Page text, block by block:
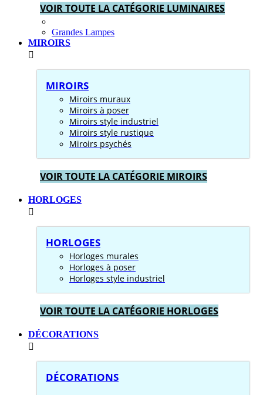
VOIR TOUTE LA CATÉGORIE LUMINAIRES
Grandes Lampes
MIROIRS
MIROIRS
Miroirs muraux
Miroirs à poser
Miroirs style industriel
Miroirs style rustique
Miroirs psychés
VOIR TOUTE LA CATÉGORIE MIROIRS
HORLOGES
HORLOGES
Horloges murales
Horloges à poser
Horloges style industriel
VOIR TOUTE LA CATÉGORIE HORLOGES
DÉCORATIONS
DÉCORATIONS